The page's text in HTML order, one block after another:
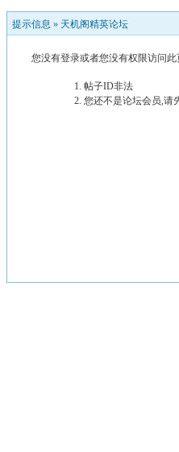
提示信息 » 天机阁精英论坛
您没有登录或者您没有权限访问
帖子ID非法
您还不是论坛会员,请